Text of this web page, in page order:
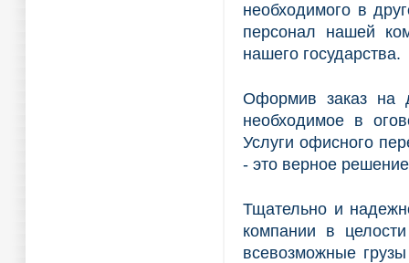
необходимого в
персонал нашей
нашего государства.
Оформив заказ на
необходимое в
Услуги офисного
- это верное
Тщательно и
компании в
всевозможные